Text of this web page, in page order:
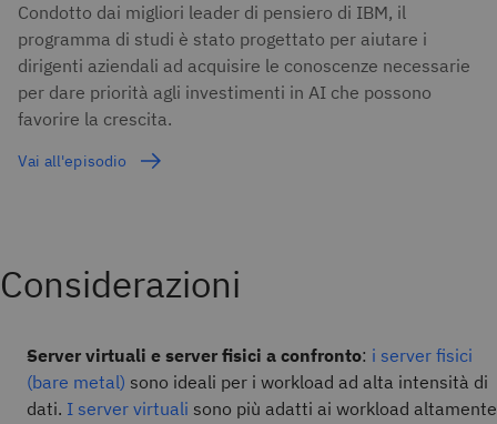
Condotto dai migliori leader di pensiero di IBM, il
programma di studi è stato progettato per aiutare i
dirigenti aziendali ad acquisire le conoscenze necessarie
per dare priorità agli investimenti in AI che possono
favorire la crescita.
Vai all'episodio
Considerazioni
Server virtuali e server fisici a confronto: i server fisici
(bare metal) sono ideali per i workload ad alta intensità di
dati. I server virtuali sono più adatti ai workload altamente